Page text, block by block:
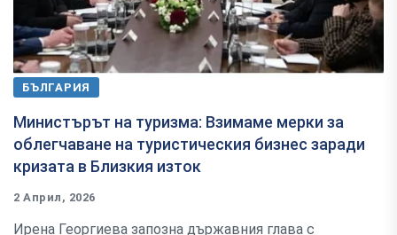
БЪЛГАРИЯ
Министърът на туризма: Взимаме мерки за
облегчаване на туристическия бизнес заради
кризата в Близкия изток
2 Април, 2026
Ирена Георгиева запозна държавния глава с